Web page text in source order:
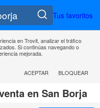
Tus favoritos
en Trovit, analizar el tráfico
Si continúas navegando o
mejorada.
ACEPTAR
BLOQUEAR
en San Borja